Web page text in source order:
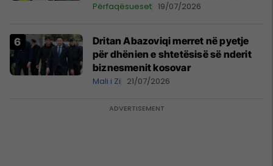
Përfaqësueset 19/07/2026
Dritan Abazoviqi merret në pyetje
për dhënien e shtetësisë së nderit
biznesmenit kosovar
Mali i Zi 21/07/2026